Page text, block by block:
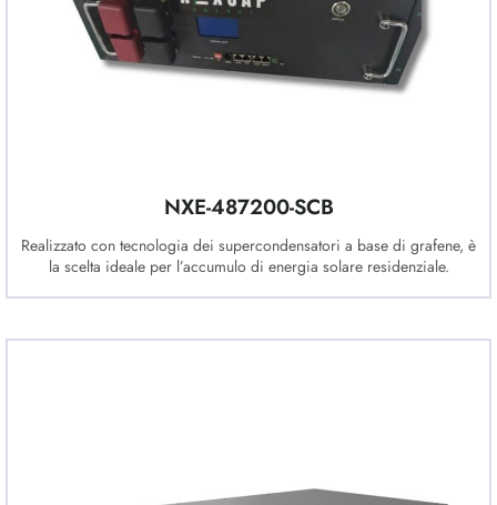
NXE-487200-SCB
Realizzato con tecnologia dei supercondensatori a base di grafene, è
la scelta ideale per l’accumulo di energia solare residenziale.